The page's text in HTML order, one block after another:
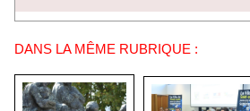
DANS LA MÊME RUBRIQUE :